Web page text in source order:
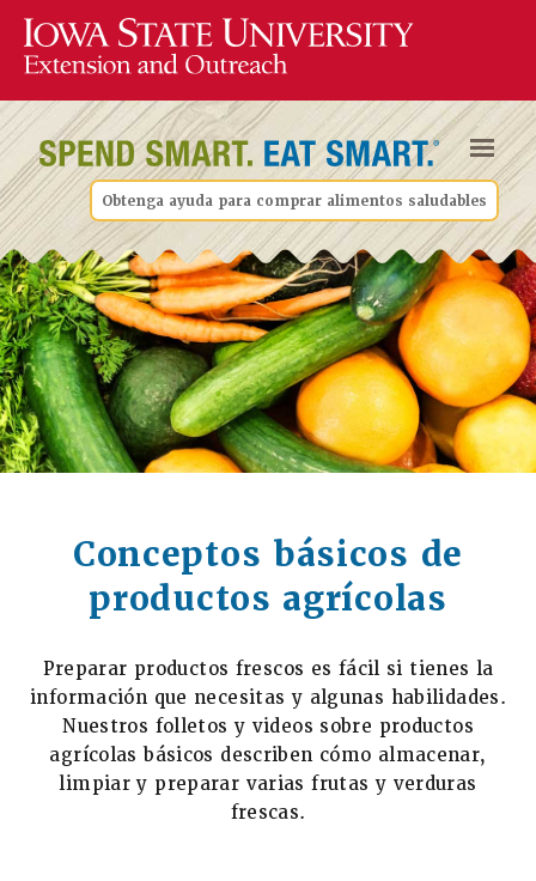
Obtenga ayuda para comprar alimentos saludables
Conceptos básicos de
productos agrícolas
Preparar productos frescos es fácil si tienes la
información que necesitas y algunas habilidades.
Nuestros folletos y videos sobre productos
agrícolas básicos describen cómo almacenar,
limpiar y preparar varias frutas y verduras
frescas.